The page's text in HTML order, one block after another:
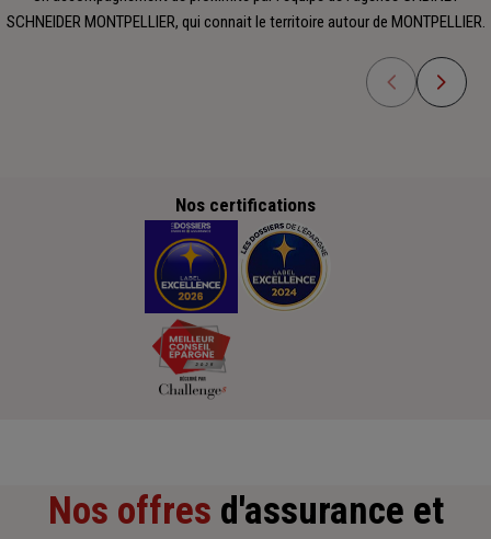
SCHNEIDER MONTPELLIER, qui connait le territoire autour de MONTPELLIER.
Nos certifications
Nos offres d'assurance et